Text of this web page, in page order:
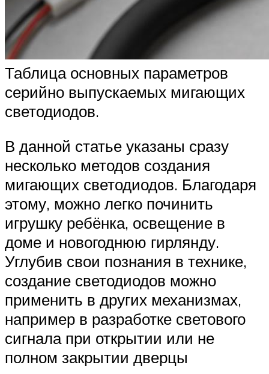
Таблица основных параметров
серийно выпускаемых мигающих
светодиодов.
В данной статье указаны сразу
несколько методов создания
мигающих светодиодов. Благодаря
этому, можно легко починить
игрушку ребёнка, освещение в
доме и новогоднюю гирлянду.
Углубив свои познания в технике,
создание светодиодов можно
применить в других механизмах,
например в разработке светового
сигнала при открытии или не
полном закрытии дверцы